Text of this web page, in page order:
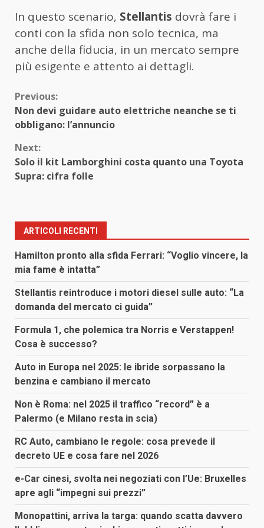
In questo scenario, Stellantis dovrà fare i
conti con la sfida non solo tecnica, ma
anche della fiducia, in un mercato sempre
più esigente e attento ai dettagli.
Continue
Reading
Previous:
Non devi guidare auto elettriche neanche se ti
obbligano: l’annuncio
Next:
Solo il kit Lamborghini costa quanto una Toyota
Supra: cifra folle
ARTICOLI RECENTI
Hamilton pronto alla sfida Ferrari: “Voglio vincere, la
mia fame è intatta”
Stellantis reintroduce i motori diesel sulle auto: “La
domanda del mercato ci guida”
Formula 1, che polemica tra Norris e Verstappen!
Cosa è successo?
Auto in Europa nel 2025: le ibride sorpassano la
benzina e cambiano il mercato
Non è Roma: nel 2025 il traffico “record” è a
Palermo (e Milano resta in scia)
RC Auto, cambiano le regole: cosa prevede il
decreto UE e cosa fare nel 2026
e-Car cinesi, svolta nei negoziati con l’Ue: Bruxelles
apre agli “impegni sui prezzi”
Monopattini, arriva la targa: quando scatta davvero